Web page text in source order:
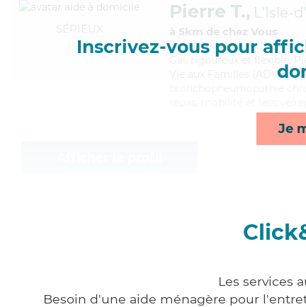
Inscrivez-vous pour
Je
SÉRIEUX
Pierre T., L'Isle-
à 5km de chez Vous
, rigoureux et flexible,
Vie aux Familles (ADVF).
Les services
Besoin d'une aide ménagère pour